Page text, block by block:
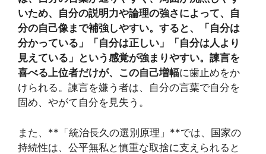
いため、自分の説明力や論理の強さによって、自
分の自己像まで補強しやすい。すると、「自分は
分かっている」「自分は正しい」「自分は人より
見えている」という感覚が強まりやすい。諫言を
喜べる上位者だけが、この自己増幅に歯止めをか
けられる。諫言を嫌う者は、自分の言葉で自分を
固め、やがて自分を見失う。
また、**「統治長久の選別原理」**では、国家の
持続性は、公平無私と慎重な取捨に支えられると